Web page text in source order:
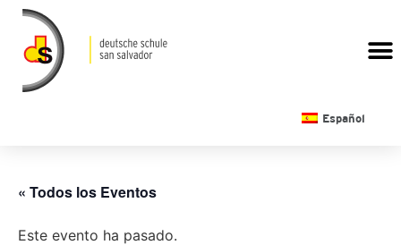
Español
« Todos los Eventos
Este evento ha pasado.